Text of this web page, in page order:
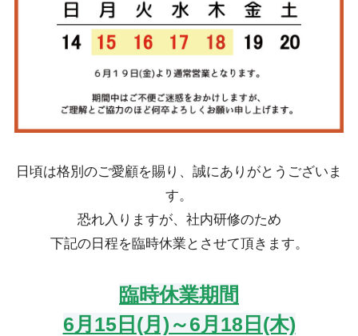
日頃は格別のご愛顧を賜り、誠にありがとうございま
す。
恐れ入りますが、社内研修のため
下記の日程を臨時休業とさせて頂きます。
臨時休業期間
6月15日(月)～6月18日(木)